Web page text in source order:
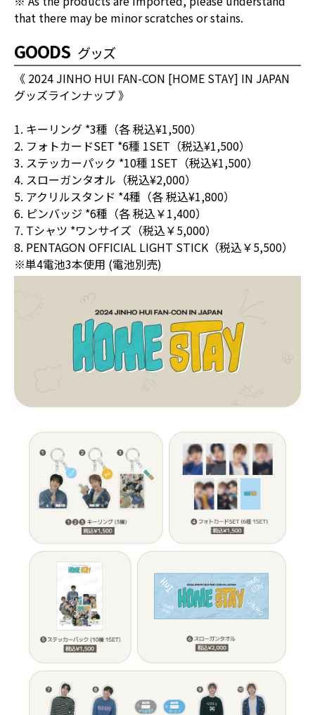
that there may be minor scratches or stains.
GOODS グッズ
《 2024 JINHO HUI FAN-CON [HOME STAY] IN JAPAN
グッズラインナップ 》
1. キーリング *3種（各 税込¥1,500）
2. フォトカードSET *6種 1SET（税込¥1,500）
3. ステッカーパック *10種 1SET（税込¥1,500）
4. スローガンタオル（税込¥2,000）
5. アクリルスタンド *4種（各 税込¥1,800）
6. ピンバッジ *6種（各 税込￥1,400）
7. Tシャツ *ワンサイズ（税込￥5,000）
8. PENTAGON OFFICIAL LIGHT STICK（税込￥5,500）
※単4電池3本使用 (電池別売)